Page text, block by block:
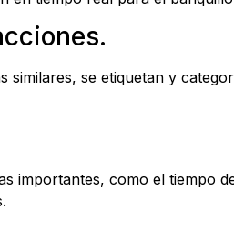
se etiquetan y
importantes, como el tiempo